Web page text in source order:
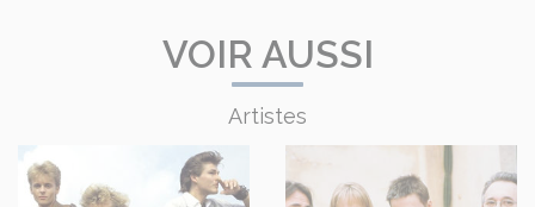
VOIR AUSSI
Artistes